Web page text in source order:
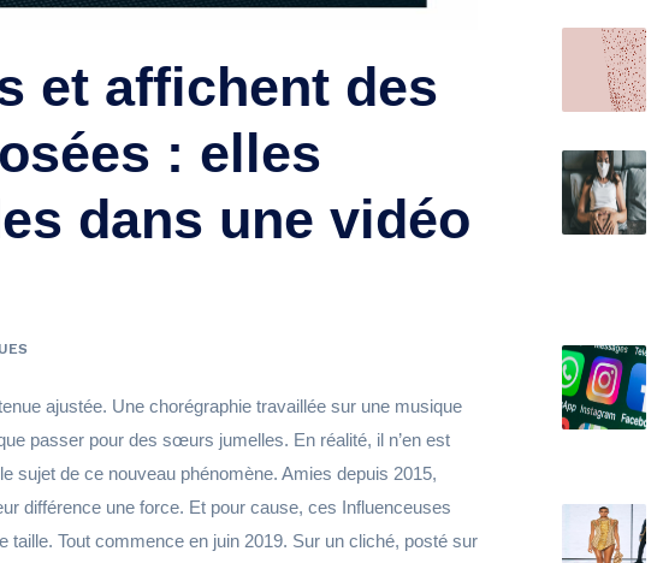
et affichent des
: elles
dans une vidéo
ajustée. Une chorégraphie travaillée sur une musique
passer pour des sœurs jumelles. En réalité, il n’en est
sujet de ce nouveau phénomène. Amies depuis 2015,
différence une force. Et pour cause, ces Influenceuses
taille. Tout commence en juin 2019. Sur un cliché, posté sur